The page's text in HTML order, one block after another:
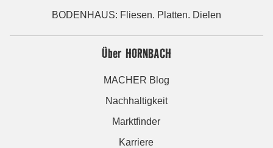
BODENHAUS: Fliesen. Platten. Dielen
Über HORNBACH
MACHER Blog
Nachhaltigkeit
Marktfinder
Karriere